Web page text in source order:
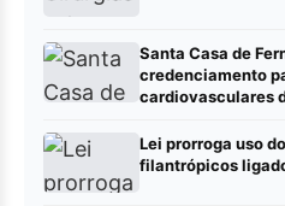
Santa Casa de
credenciamento
cardiovasculares
Lei prorroga uso
filantrópicos